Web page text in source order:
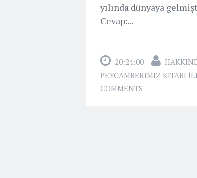
yılında dünyaya
Cevap:...
20:24:00
PEYGAMBERIMIZ KITABI
COMMENTS